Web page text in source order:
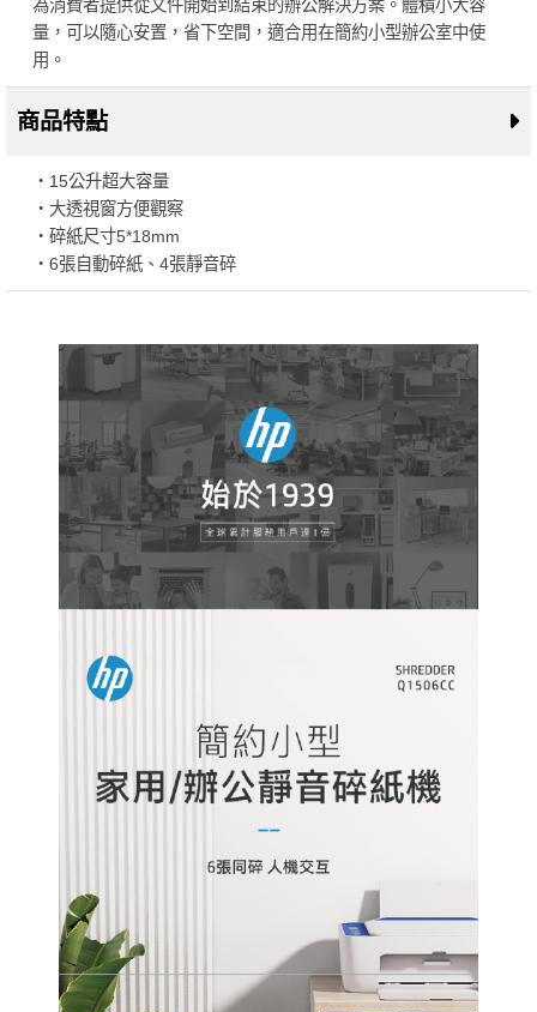
為消費者提供從文件開始到結束的辦公解決方案。體積小大容
量，可以隨心安置，省下空間，適合用在簡約小型辦公室中使
用。
商品特點
・15公升超大容量
・大透視窗方便觀察
・碎紙尺寸5*18mm
・6張自動碎紙、4張靜音碎